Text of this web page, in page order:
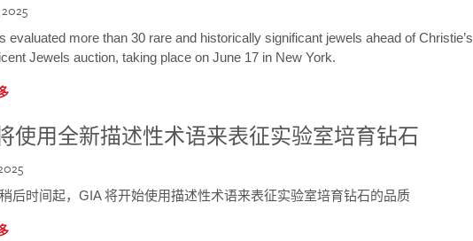
2025
evaluated more than 30 rare and historically significant jewels ahead of Christie’s
Jewels auction, taking place on June 17 in New York.
使用全新描述性术语来表征实验室培育钻石
后时间起，GIA 将开始使用描述性术语来表征实验室培育钻石的品质